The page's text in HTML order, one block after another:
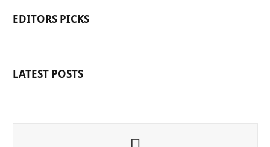
EDITORS PICKS
LATEST POSTS